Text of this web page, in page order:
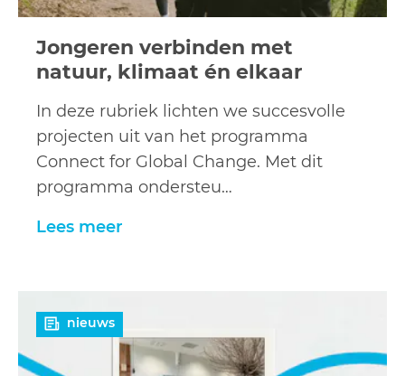
Jongeren verbinden met
natuur, klimaat én elkaar
In deze rubriek lichten we succesvolle
projecten uit van het programma
Connect for Global Change. Met dit
programma ondersteu…
Lees meer
nieuws
meer